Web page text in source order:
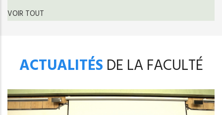
VOIR TOUT
ACTUALITÉS DE LA FACULTÉ